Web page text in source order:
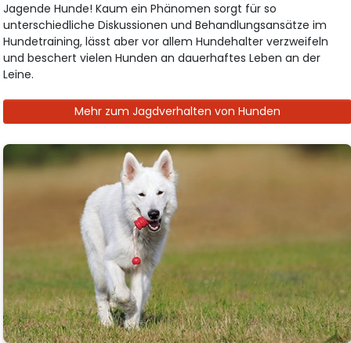
Jagende Hunde! Kaum ein Phänomen sorgt für so
unterschiedliche Diskussionen und Behandlungsansätze im
Hundetraining, lässt aber vor allem Hundehalter verzweifeln
und beschert vielen Hunden an dauerhaftes Leben an der
Leine.
Mehr zum Jagdverhalten von Hunden